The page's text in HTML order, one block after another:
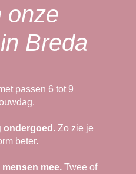
onze
Breda
passen 6 tot 9
ondergoed.Zo zie je
beter.
mee.Twee of